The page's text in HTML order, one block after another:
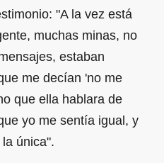
"A la vez está
muchas minas, no
estaban
me decían 'no me
que ella hablara de
yo me sentía igual, y
única".